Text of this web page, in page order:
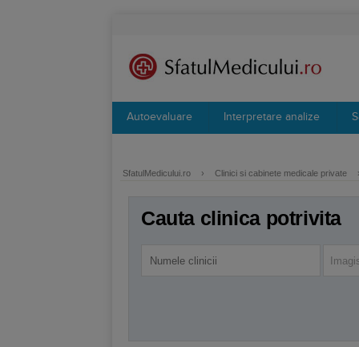
Autoevaluare Interpretare analize
SfatulMedicului.ro › Clinici si cabinete medicale private
Cauta clinica potrivita